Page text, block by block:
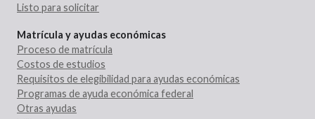
Listo para solicitar
Matrícula y ayudas económicas
Proceso de matrícula
Costos de estudios
Requisitos de elegibilidad para ayudas económicas
Programas de ayuda económica federal
Otras ayudas